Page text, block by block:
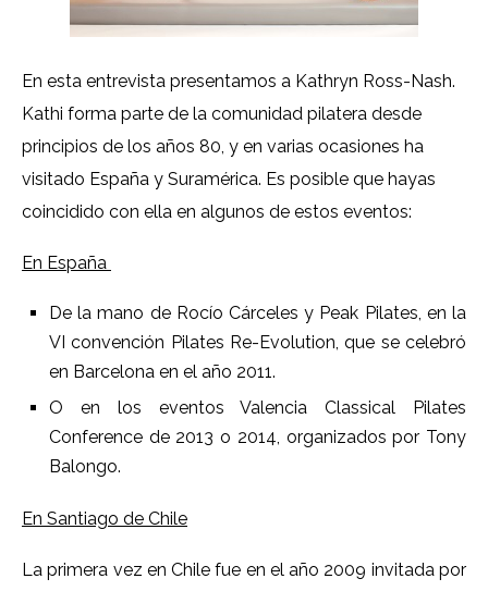
En esta entrevista presentamos a Kathryn Ross-Nash.
Kathi forma parte de la comunidad pilatera desde
principios de los años 80, y en varias ocasiones ha
visitado España y Suramérica. Es posible que hayas
coincidido con ella en algunos de estos eventos:
En España
De la mano de Rocío Cárceles y Peak Pilates, en la
VI convención Pilates Re-Evolution, que se celebró
en Barcelona en el año 2011.
O en los eventos Valencia Classical Pilates
Conference de 2013 o 2014, organizados por Tony
Balongo.
En Santiago de Chile
La primera vez en Chile fue en el año 2009 invitada por